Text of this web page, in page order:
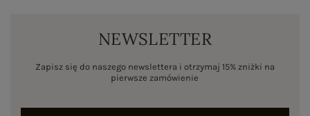
NEWSLETTER
Zapisz się do naszego newslettera i otrzymaj 15% zniżki na
pierwsze zamówienie